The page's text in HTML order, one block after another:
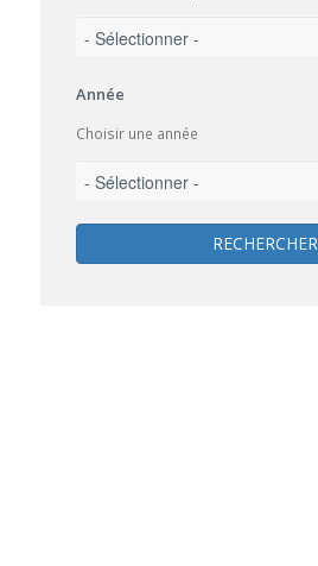
Année
Choisir une année
RECHERCHER